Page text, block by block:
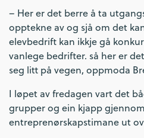
– Her er det berre å ta
opptekne av og sjå om det
elevbedrift kan ikkje gå
vanlege bedrifter. så her er
seg litt på vegen, oppmoda
I løpet av fredagen vart det
grupper og ein kjapp
entreprenørskapstimane ut